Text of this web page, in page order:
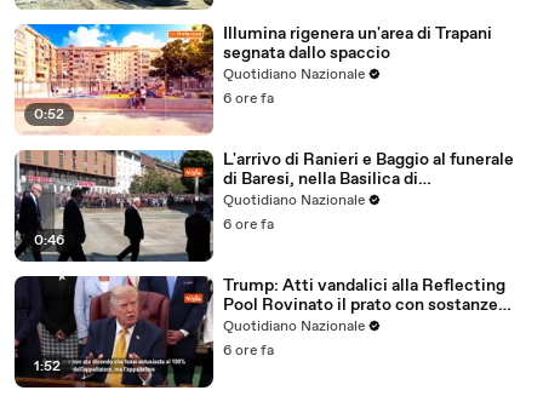
0:52
Illumina rigenera un'area di Trapani
segnata dallo spaccio
Quotidiano Nazionale
6 ore fa
0:46
L'arrivo di Ranieri e Baggio al funerale
di Baresi, nella Basilica di
Sant'Ambrogio a Milano
Quotidiano Nazionale
6 ore fa
1:52
Trump: Atti vandalici alla Reflecting
Pool Rovinato il prato con sostanze
chimiche
Quotidiano Nazionale
6 ore fa